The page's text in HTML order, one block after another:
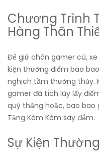
Chương Trình
Hàng Thân
Để giữ chân gamer cũ,
kiện thưởng điểm bao
nghịch tầm thường thủy.
gamer đã tích lũy lấy
quý thảng hoặc, bao
Tặng Kèm Kèm say đắm.
Sự Kiện